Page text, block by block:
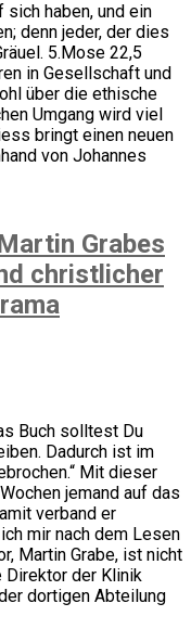
sich haben, und ein
denn jeder, der dies
5.Mose 22,5
in Gesellschaft und
über die ethische
Umgang wird viel
bringt einen neuen
von Johannes
Grabes
christlicher
Buch solltest Du
Dadurch ist im
Mit dieser
jemand auf das
verband er
mir nach dem Lesen
Martin Grabe, ist nicht
Direktor der Klinik
dortigen Abteilung